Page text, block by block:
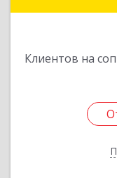
Клиентов на